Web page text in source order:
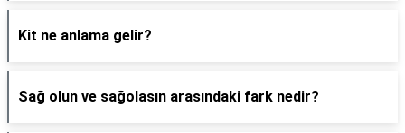
Kit ne anlama gelir?
Sağ olun ve sağolasın arasındaki fark nedir?